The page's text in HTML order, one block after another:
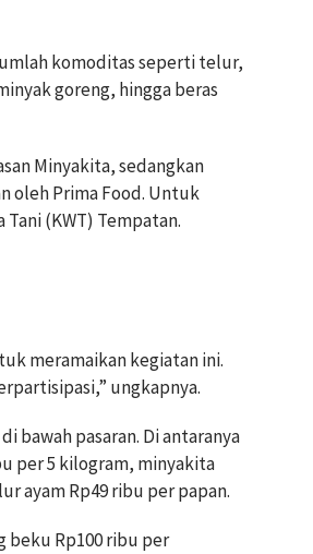
komoditas seperti telur,
goreng, hingga beras
Minyakita, sedangkan
oleh Prima Food. Untuk
(KWT) Tempatan.
meramaikan kegiatan ini.
ungkapnya.
bawah pasaran. Di antaranya
per 5 kilogram, minyakita
ayam Rp49 ribu per papan.
Rp100 ribu per